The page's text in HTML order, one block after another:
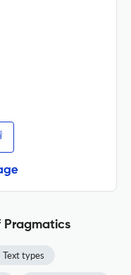
Pragmatics
Text types